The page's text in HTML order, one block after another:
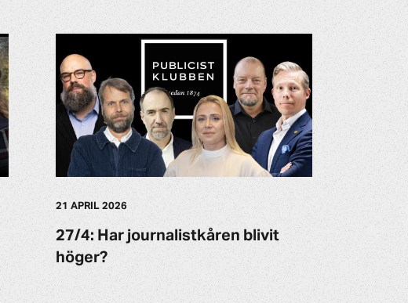
21 APRIL 2026
27/4: Har journalistkåren blivit
höger?